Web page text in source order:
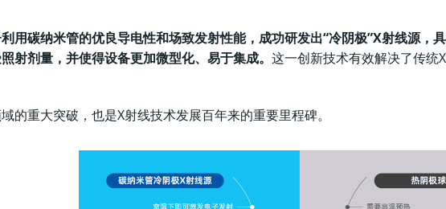
用碳纳米管的优良导电性和场致发射性能，成功研发出“冷阴极”X射线源，
射剂量，并使得设备更加微型化、易于集成。 这一创新技术有效解决了传统
的重大突破，也是X射线技术发展百年来的重要里程碑。